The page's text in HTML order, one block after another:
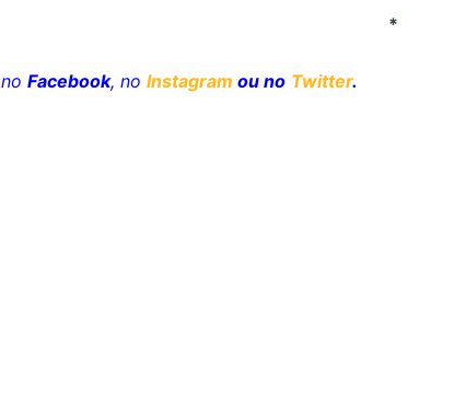
*
no Facebook, no Instagram ou no Twitter.